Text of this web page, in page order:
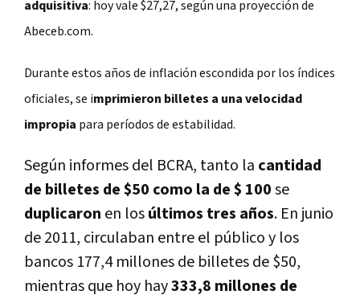
adquisitiva: hoy vale $27,27, según una proyección de
Abeceb.com.
Durante estos años de inflación escondida por los índices
oficiales, se imprimieron billetes a una velocidad
impropia para períodos de estabilidad.
Según informes del BCRA, tanto la cantidad
de billetes de $50 como la de $ 100se
duplicaron en losúltimos tres años. En junio
de 2011, circulaban entre el público y los
bancos 177,4 millones de billetes de $50,
mientras que hoy hay333,8 millones de